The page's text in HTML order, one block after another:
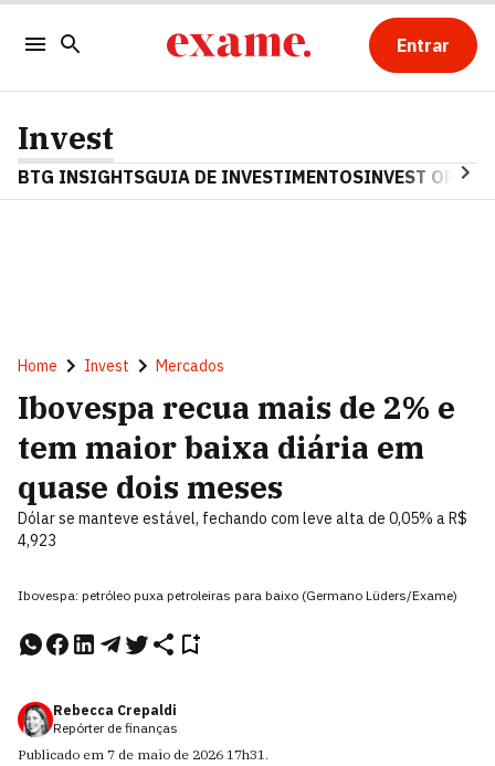
Entrar
Invest
BTG INSIGHTSGUIA DE INVESTIMENTOSINVEST OPINA
Home Invest Mercados
Ibovespa recua mais de 2% e
tem maior baixa diária em
quase dois meses
Dólar se manteve estável, fechando com leve alta de 0,05% a R$
4,923
Ibovespa: petróleo puxa petroleiras para baixo (Germano Lüders/Exame)
Rebecca Crepaldi
Repórter de finanças
Publicado em 7 de maio de 2026 17h31.